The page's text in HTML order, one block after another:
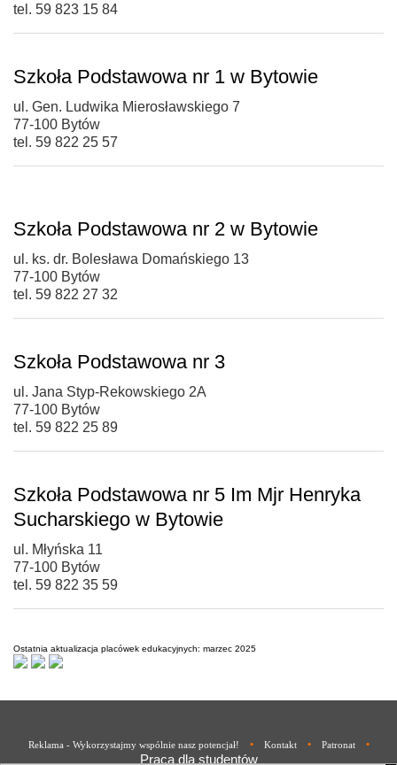
tel. 59 823 15 84
Szkoła Podstawowa nr 1 w Bytowie
ul. Gen. Ludwika Mierosławskiego 7
77-100 Bytów
tel. 59 822 25 57
Szkoła Podstawowa nr 2 w Bytowie
ul. ks. dr. Bolesława Domańskiego 13
77-100 Bytów
tel. 59 822 27 32
Szkoła Podstawowa nr 3
ul. Jana Styp-Rekowskiego 2A
77-100 Bytów
tel. 59 822 25 89
Szkoła Podstawowa nr 5 Im Mjr Henryka
Sucharskiego w Bytowie
ul. Młyńska 11
77-100 Bytów
tel. 59 822 35 59
Ostatnia aktualizacja placówek edukacyjnych: marzec 2025
Reklama - Wykorzystajmy wspólnie nasz potencjał! • Kontakt • Patronat •
Praca dla studentów